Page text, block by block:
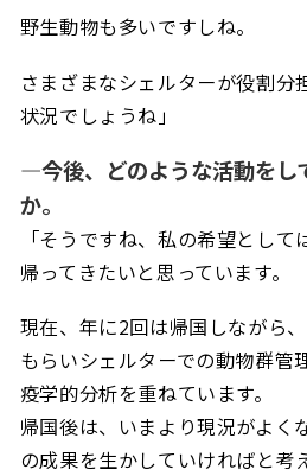
野生動物も多いですしね。
さまざまなシェルターが役割分
状況でしょうね」
―今後、どのような活動をし
か。
「そうですね、私の希望とし
帰ってきたいと思っています。
現在、年に2回は帰国しながら
もらいシェルターでの動物群管
疫学的分析を重ねています。
帰国後は、いまより現況がよく
の成果を生かしていければと考